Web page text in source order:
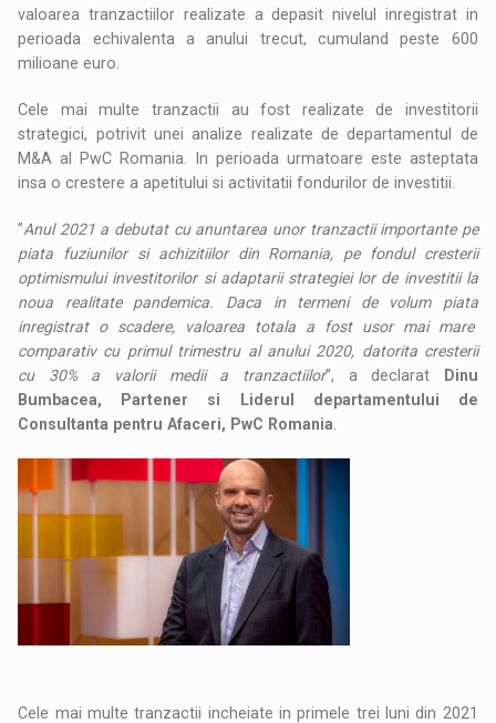
valoarea tranzactiilor realizate a depasit nivelul inregistrat in
perioada echivalenta a anului trecut, cumuland peste 600
milioane euro.
Cele mai multe tranzactii au fost realizate de investitorii
strategici, potrivit unei analize realizate de departamentul de
M&A al PwC Romania. In perioada urmatoare este asteptata
insa o crestere a apetitului si activitatii fondurilor de investitii.
”Anul 2021 a debutat cu anuntarea unor tranzactii importante pe
piata fuziunilor si achizitiilor din Romania, pe fondul cresterii
optimismului investitorilor si adaptarii strategiei lor de investitii la
noua realitate pandemica. Daca in termeni de volum piata
inregistrat o scadere, valoarea totala a fost usor mai mare
comparativ cu primul trimestru al anului 2020, datorita cresterii
cu 30% a valorii medii a tranzactiilor”, a declarat
Dinu
Bumbacea, Partener si Liderul departamentului de
Consultanta pentru Afaceri, PwC Romania
Cele mai multe tranzactii incheiate in primele trei luni din 2021